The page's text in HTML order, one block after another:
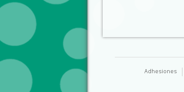
Adhesiones